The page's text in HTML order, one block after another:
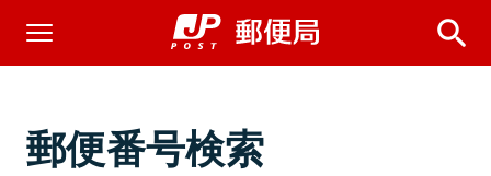
郵便番号検索